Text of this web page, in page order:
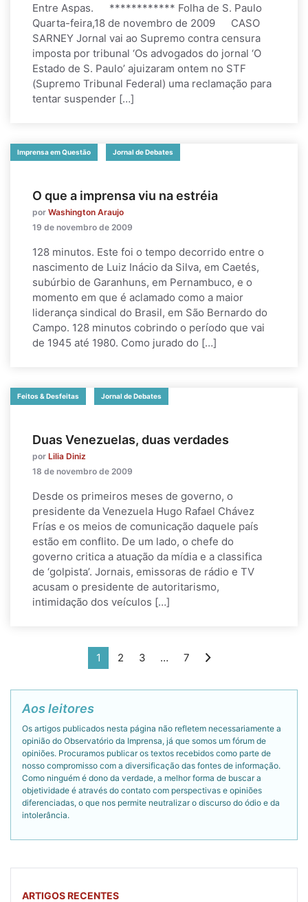
Entre Aspas. ************ Folha de S. Paulo
Quarta-feira,18 de novembro de 2009 CASO
SARNEY Jornal vai ao Supremo contra censura
imposta por tribunal ‘Os advogados do jornal ‘O
Estado de S. Paulo’ ajuizaram ontem no STF
(Supremo Tribunal Federal) uma reclamação para
tentar suspender […]
Imprensa em Questão Jornal de Debates
O que a imprensa viu na estréia
por Washington Araujo
19 de novembro de 2009
128 minutos. Este foi o tempo decorrido entre o
nascimento de Luiz Inácio da Silva, em Caetés,
subúrbio de Garanhuns, em Pernambuco, e o
momento em que é aclamado como a maior
liderança sindical do Brasil, em São Bernardo do
Campo. 128 minutos cobrindo o período que vai
de 1945 até 1980. Como jurado do […]
Feitos & Desfeitas Jornal de Debates
Duas Venezuelas, duas verdades
por Lilia Diniz
18 de novembro de 2009
Desde os primeiros meses de governo, o
presidente da Venezuela Hugo Rafael Chávez
Frías e os meios de comunicação daquele país
estão em conflito. De um lado, o chefe do
governo critica a atuação da mídia e a classifica
de ‘golpista’. Jornais, emissoras de rádio e TV
acusam o presidente de autoritarismo,
intimidação dos veículos […]
1 2 3 … 7
Aos leitores
Os artigos publicados nesta página não refletem necessariamente a
opinião do Observatório da Imprensa, já que somos um fórum de
opiniões. Procuramos publicar os textos recebidos como parte de
nosso compromisso com a diversificação das fontes de informação.
Como ninguém é dono da verdade, a melhor forma de buscar a
objetividade é através do contato com perspectivas e opiniões
diferenciadas, o que nos permite neutralizar o discurso do ódio e da
intolerância.
ARTIGOS RECENTES